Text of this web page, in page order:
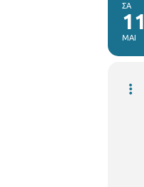
ΣΑ
11
ΜΑΙ